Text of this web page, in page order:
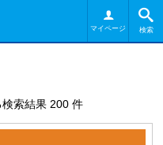
検索
マイページ
検索結果 200 件